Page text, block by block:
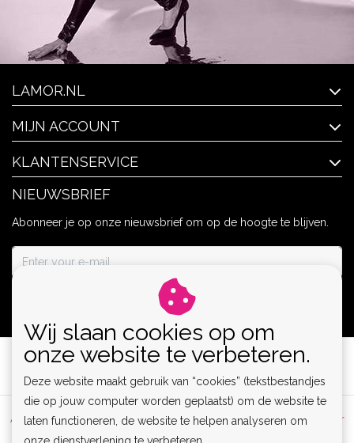
LAMOR.NL
MIJN ACCOUNT
KLANTENSERVICE
NIEUWSBRIEF
Abonneer je op onze nieuwsbrief om op de hoogte te blijven.
Algemene voorwaarden | Privacy Policy | Sitemap |
Disclaimer
RSS Feed
Wij slaan cookies op om
onze website te verbeteren.
Deze website maakt gebruik van “cookies” (tekstbestandjes
die op jouw computer worden geplaatst) om de website te
laten functioneren, de website te helpen analyseren om